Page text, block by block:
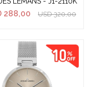
288,00 USD 320,00